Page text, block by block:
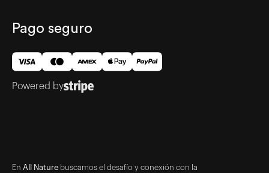
En All Nature buscamos el desafío y conexión con la
Pago seguro
Powered by